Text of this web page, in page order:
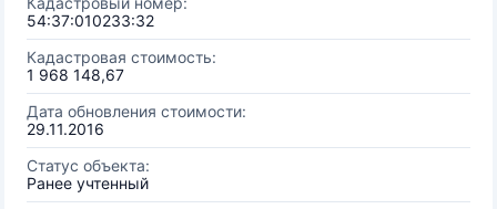
54:37:010233:32
Кадастровая стоимость:
1 968 148,67
Дата обновления стоимости:
29.11.2016
Статус объекта:
Ранее учтенный